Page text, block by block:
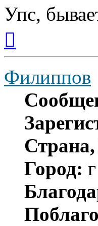
Упс,
началу
Филиппов
Город: